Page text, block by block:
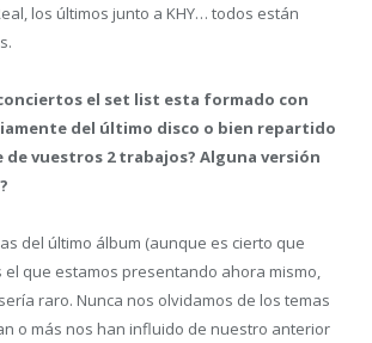
los últimos junto a KHY… todos están
el set list esta formado con
del último disco o bien repartido
vuestros 2 trabajos? Alguna versión
del último álbum (aunque es cierto que
el que estamos presentando ahora mismo,
raro. Nunca nos olvidamos de los temas
o más nos han influido de nuestro anterior